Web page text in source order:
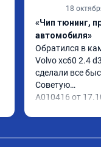
18
«Чип тюнинг,
автомобиля»
Обратился в
Volvo xc60 2.4
сделали все
Советую
А010416 от